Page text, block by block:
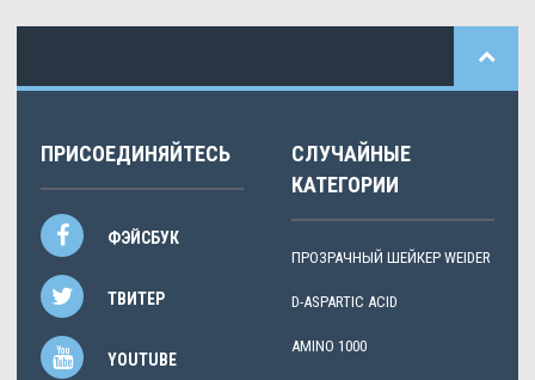
ПРИСОЕДИНЯЙТЕСЬ
ФЭЙСБУК
ТВИТЕР
YOUTUBE
СЛУЧАЙНЫЕ
КАТЕГОРИИ
ПРОЗРАЧНЫЙ ШЕЙКЕР WEIDER
D-ASPARTIC ACID
AMINO 1000